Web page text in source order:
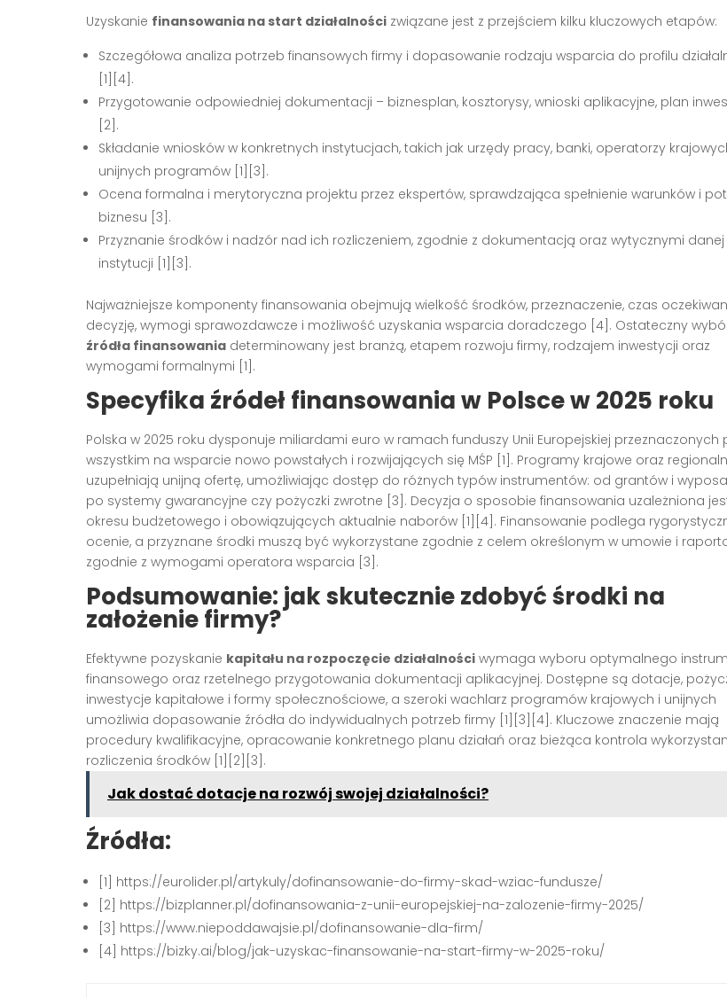
Uzyskanie finansowania na start działalności związane jest z przejściem kilku kluczowych etapów:
Szczegółowa analiza potrzeb finansowych firmy i dopasowanie rodzaju wsparcia do profilu
[1][4] .
Przygotowanie odpowiedniej dokumentacji – biznesplan, kosztorysy, wnioski aplikacyjne, plan
[2] .
Składanie wniosków w konkretnych instytucjach, takich jak urzędy pracy, banki, operatorzy
unijnych programów [1][3] .
Ocena formalna i merytoryczna projektu przez ekspertów, sprawdzająca spełnienie warunków i
biznesu [3] .
Przyznanie środków i nadzór nad ich rozliczeniem, zgodnie z dokumentacją oraz wytycznymi danej
instytucji [1][3] .
Najważniejsze komponenty finansowania obejmują wielkość środków, przeznaczenie, czas
decyzję, wymogi sprawozdawcze i możliwość uzyskania wsparcia doradczego [4] . Ostateczny
źródła finansowania determinowany jest branżą, etapem rozwoju firmy, rodzajem inwestycji oraz
wymogami formalnymi [1] .
Specyfika źródeł finansowania w Polsce w 2025 roku
Polska w 2025 roku dysponuje miliardami euro w ramach funduszy Unii Europejskiej przeznaczonych
wszystkim na wsparcie nowo powstałych i rozwijających się MŚP [1] . Programy krajowe oraz
uzupełniają unijną ofertę, umożliwiając dostęp do różnych typów instrumentów: od grantów i
po systemy gwarancyjne czy pożyczki zwrotne [3] . Decyzja o sposobie finansowania uzależniona
okresu budżetowego i obowiązujących aktualnie naborów [1][4] . Finansowanie podlega
ocenie, a przyznane środki muszą być wykorzystane zgodnie z celem określonym w umowie i
zgodnie z wymogami operatora wsparcia [3] .
Podsumowanie: jak skutecznie zdobyć środki na
założenie firmy?
Efektywne pozyskanie kapitału na rozpoczęcie działalności wymaga wyboru optymalnego
finansowego oraz rzetelnego przygotowania dokumentacji aplikacyjnej. Dostępne są dotacje,
inwestycje kapitałowe i formy społecznościowe, a szeroki wachlarz programów krajowych i unijnych
umożliwia dopasowanie źródła do indywidualnych potrzeb firmy [1][3][4] . Kluczowe znaczenie mają
procedury kwalifikacyjne, opracowanie konkretnego planu działań oraz bieżąca kontrola
rozliczenia środków [1][2][3] .
Jak dostać dotacje na rozwój swojej działalności?
Źródła:
[1] https://eurolider.pl/artykuly/dofinansowanie-do-firmy-skad-wziac-fundusze/
[2] https://bizplanner.pl/dofinansowania-z-unii-europejskiej-na-zalozenie-firmy-2025/
[3] https://www.niepoddawajsie.pl/dofinansowanie-dla-firm/
[4] https://bizky.ai/blog/jak-uzyskac-finansowanie-na-start-firmy-w-2025-roku/